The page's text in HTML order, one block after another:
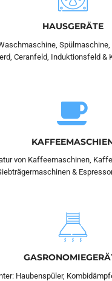
HAUSGERÄTE
Ceranfeld, Induktionsfeld &
von Kaffeemaschinen,
&
Haubenspüler,